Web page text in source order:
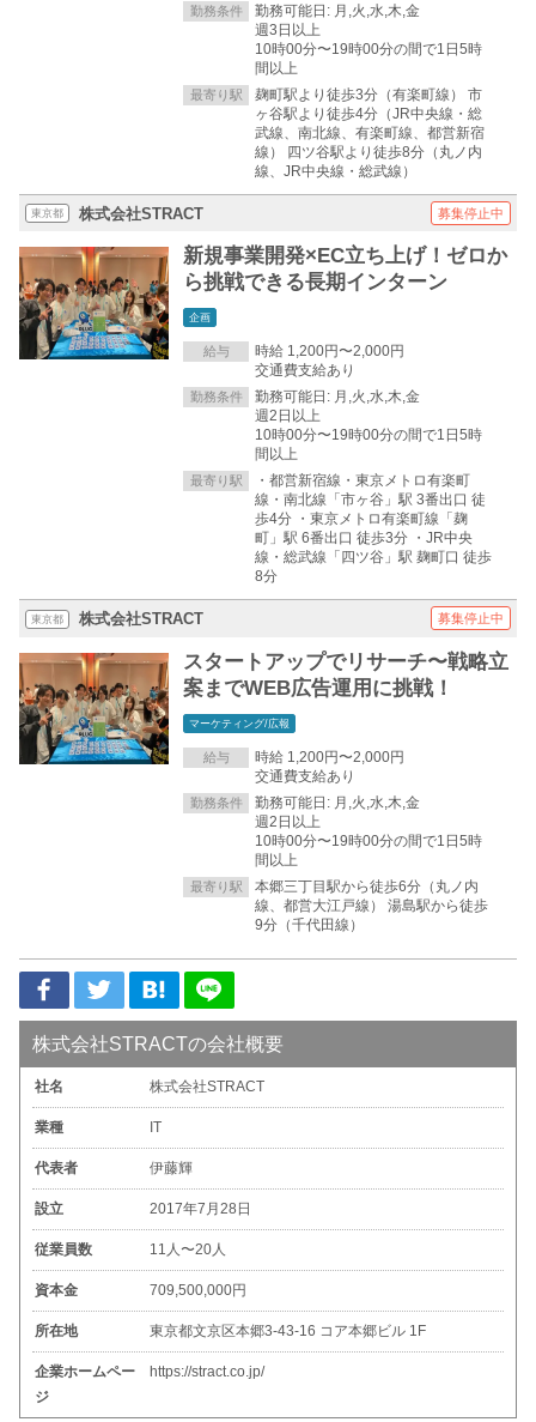
勤務条件
勤務可能日: 月,火,水,木,金
週3日以上
10時00分〜19時00分の間で1日5時
間以上
最寄り駅
麹町駅より徒歩3分（有楽町線） 市
ヶ谷駅より徒歩4分（JR中央線・総
武線、南北線、有楽町線、都営新宿
線） 四ツ谷駅より徒歩8分（丸ノ内
線、JR中央線・総武線）
東京都 株式会社STRACT 募集停止中
新規事業開発×EC立ち上げ！ゼロか
ら挑戦できる長期インターン
企画
給与
時給 1,200円〜2,000円
交通費支給あり
勤務条件
勤務可能日: 月,火,水,木,金
週2日以上
10時00分〜19時00分の間で1日5時
間以上
最寄り駅
・都営新宿線・東京メトロ有楽町
線・南北線「市ヶ谷」駅 3番出口 徒
歩4分 ・東京メトロ有楽町線「麹
町」駅 6番出口 徒歩3分 ・JR中央
線・総武線「四ツ谷」駅 麹町口 徒歩
8分
東京都 株式会社STRACT 募集停止中
スタートアップでリサーチ〜戦略立
案までWEB広告運用に挑戦！
マーケティング/広報
給与
時給 1,200円〜2,000円
交通費支給あり
勤務条件
勤務可能日: 月,火,水,木,金
週2日以上
10時00分〜19時00分の間で1日5時
間以上
最寄り駅
本郷三丁目駅から徒歩6分（丸ノ内
線、都営大江戸線） 湯島駅から徒歩
9分（千代田線）
株式会社STRACTの会社概要
社名 株式会社STRACT
業種 IT
代表者 伊藤輝
設立 2017年7月28日
従業員数 11人〜20人
資本金 709,500,000円
所在地 東京都文京区本郷3-43-16 コア本郷ビル 1F
企業ホームペー
ジ
https://stract.co.jp/